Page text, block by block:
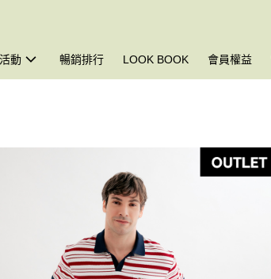
動 暢銷排行 LOOK BOOK 會員權益